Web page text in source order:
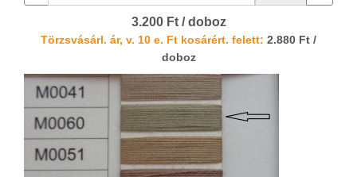
3.200 Ft / doboz
Törzsvásárl. ár, v. 10 e. Ft kosárért. felett: 2.880 Ft /
doboz